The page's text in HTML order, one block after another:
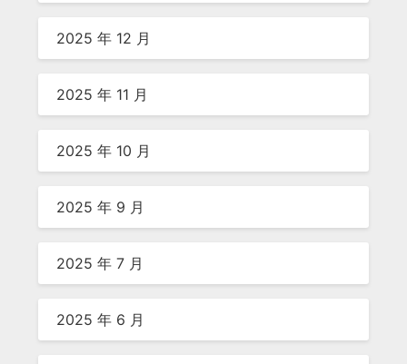
2025 年 12 月
2025 年 11 月
2025 年 10 月
2025 年 9 月
2025 年 7 月
2025 年 6 月